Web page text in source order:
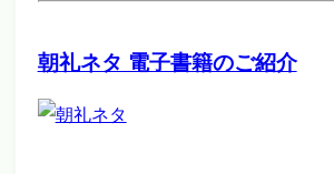
朝礼ネタ 電子書籍のご紹介